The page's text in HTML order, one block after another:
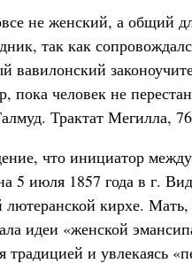
не женский, а общий
так как
вавилонский
пока человек не
Трактат Мегилла,
что инициатор
5 июля 1857 года в г.
лютеранской кирхе.
идеи «женской
традицией и увлекаясь